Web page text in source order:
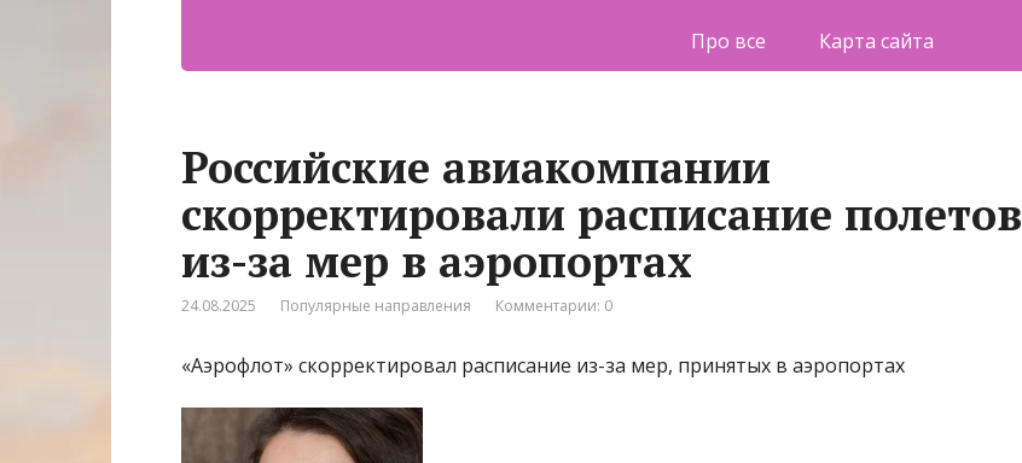
Про все Карта сайта
Российские авиакомпании
скорректировали расписание полетов
из-за мер в аэропортах
24.08.2025 Популярные направления Комментарии: 0
«Аэрофлот» скорректировал расписание из-за мер, принятых в аэропортах